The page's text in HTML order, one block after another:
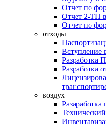
Отчет по
Отчет 2-ТП
Отчет по
отходы
Вступление
Разработка
воздух